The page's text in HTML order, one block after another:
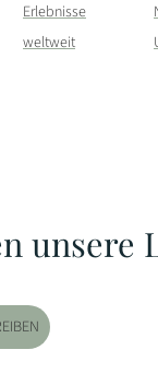
Erlebnisse
weltweit
unsere